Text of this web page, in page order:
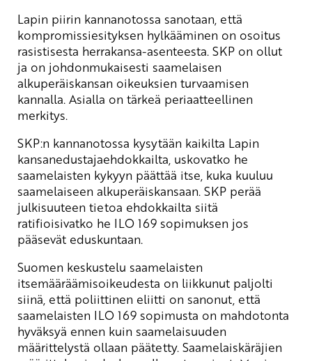
Lapin piirin kannanotossa sanotaan, että
kompromissiesityksen hylkääminen on osoitus
rasistisesta herrakansa-asenteesta. SKP on ollut
ja on johdonmukaisesti saamelaisen
alkuperäiskansan oikeuksien turvaamisen
kannalla. Asialla on tärkeä periaatteellinen
merkitys.
SKP:n kannanotossa kysytään kaikilta Lapin
kansanedustajaehdokkailta, uskovatko he
saamelaisten kykyyn päättää itse, kuka kuuluu
saamelaiseen alkuperäiskansaan. SKP perää
julkisuuteen tietoa ehdokkailta siitä
ratifioisivatko he ILO 169 sopimuksen jos
pääsevät eduskuntaan.
Suomen keskustelu saamelaisten
itsemääräämisoikeudesta on liikkunut paljolti
siinä, että poliittinen eliitti on sanonut, että
saamelaisten ILO 169 sopimusta on mahdotonta
hyväksyä ennen kuin saamelaisuuden
määrittelystä ollaan päätetty. Saamelaiskäräjien